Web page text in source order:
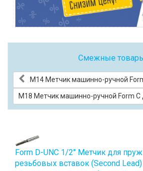
Смежные
М14 Метчик машинно-ручной
М18 Метчик машинно-ручной Form C
Form D-UNC 1/2" Метчик для
резьбовых вставок (Second